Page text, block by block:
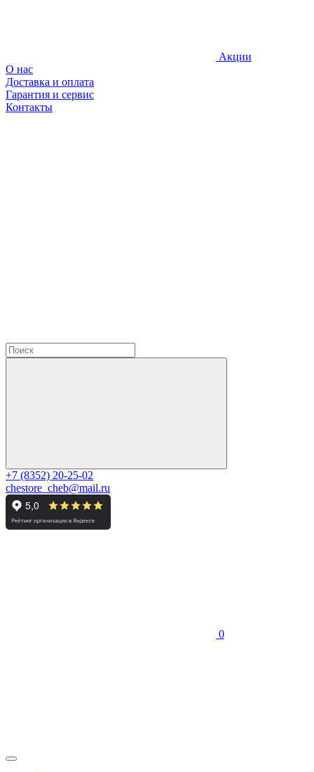
Акции
О нас
Доставка и оплата
Гарантия и сервис
Контакты
+7 (8352) 20-25-02
chestore_cheb@mail.ru
0